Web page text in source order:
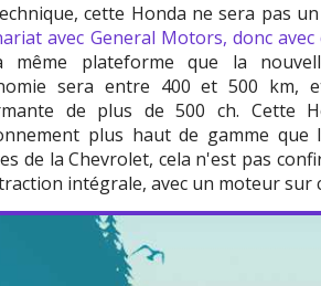
cette Honda ne sera pas
avec General Motors, donc
même plateforme que la
sera entre 400 et 500
de plus de 500 ch. Cette
plus haut de gamme
de la Chevrolet, cela n'est pas
intégrale, avec un moteur sur